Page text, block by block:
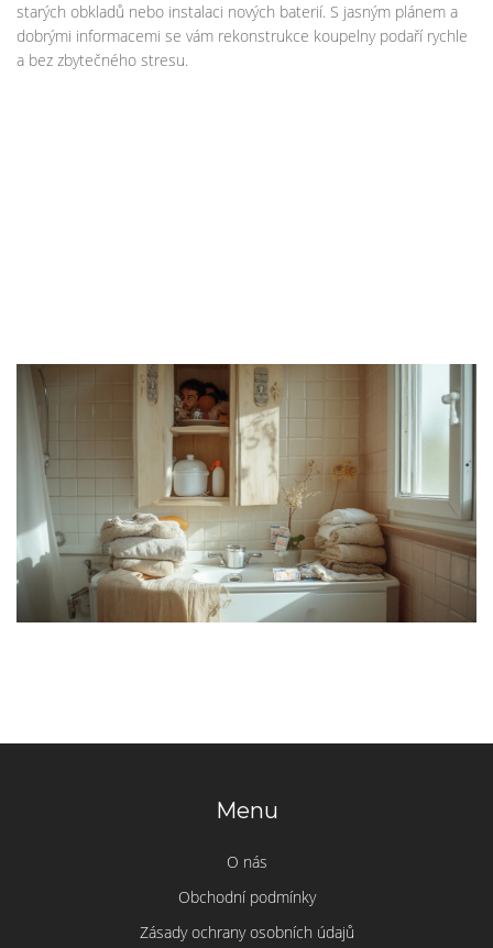
starých obkladů nebo instalaci nových baterií. S jasným plánem a
dobrými informacemi se vám rekonstrukce koupelny podaří rychle
a bez zbytečného stresu.
Menu
O nás
Obchodní podmínky
Zásady ochrany osobních údajů